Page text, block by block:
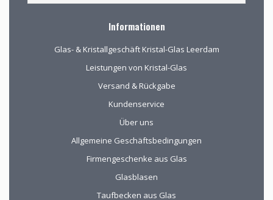
Informationen
Glas- & Kristallgeschäft Kristal-Glas Leerdam
Leistungen von Kristal-Glas
Versand & Rückgabe
Kundenservice
Über uns
Allgemeine Geschäftsbedingungen
Firmengeschenke aus Glas
Glasblasen
Taufbecken aus Glas